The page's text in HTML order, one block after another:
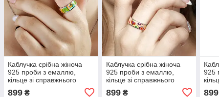
Каблучка срібна жіноча
925 проби з емаллю,
кільце зі справжнього
899 ₴
Каблучка срібна жіноча
925 проби з емаллю,
кільце зі справжнього
899₴
925
899